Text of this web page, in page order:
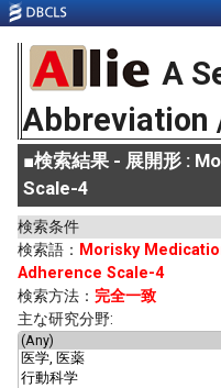
A
Abbreviation
■検索結果 - 展開形 :
Scale-4
検索条件
検索語： Morisky
Adherence Scale-4
検索方法： 完全一致
主な研究分野: